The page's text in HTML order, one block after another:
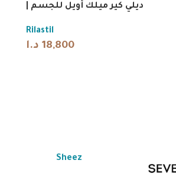
| ديلي كير ميلك أويل للجسم
Rilastil
18,800 د.ا
Sheez